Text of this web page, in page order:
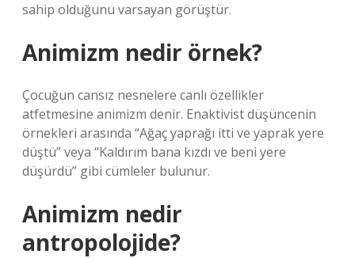
sahip olduğunu varsayan görüştür.
Animizm nedir örnek?
Çocuğun cansız nesnelere canlı özellikler
atfetmesine animizm denir. Enaktivist düşüncenin
örnekleri arasında “Ağaç yaprağı itti ve yaprak yere
düştü” veya “Kaldırım bana kızdı ve beni yere
düşürdü” gibi cümleler bulunur.
Animizm nedir
antropolojide?